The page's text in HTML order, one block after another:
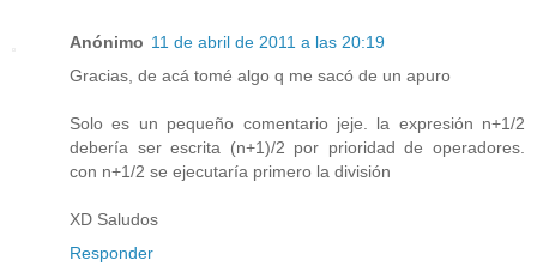
Anónimo 11 de abril de 2011 a las 20:19
Gracias, de acá tomé algo q me sacó de un apuro
Solo es un pequeño comentario jeje. la expresión n+1/2
debería ser escrita (n+1)/2 por prioridad de operadores.
con n+1/2 se ejecutaría primero la división
XD Saludos
Responder